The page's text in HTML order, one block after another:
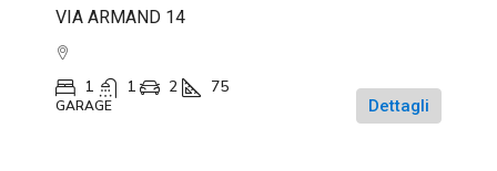
VIA ARMAND 14
1 1 2 75
GARAGE Dettagli